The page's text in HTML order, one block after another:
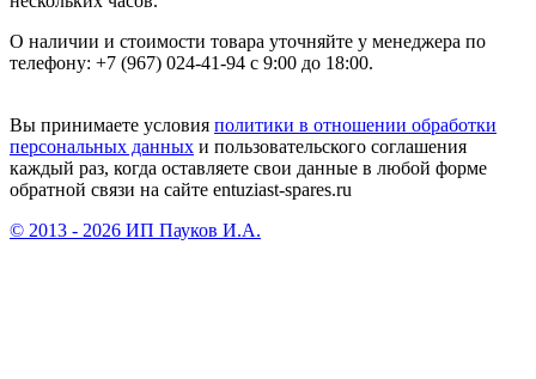
О наличии и стоимости товара уточняйте у менеджера по
телефону: +7 (967) 024-41-94 с 9:00 до 18:00.
Вы принимаете условия политики в отношении обработки
персональных данных и пользовательского соглашения
каждый раз, когда оставляете свои данные в любой форме
обратной связи на сайте entuziast-spares.ru
© 2013 - 2026 ИП Пауков И.А.